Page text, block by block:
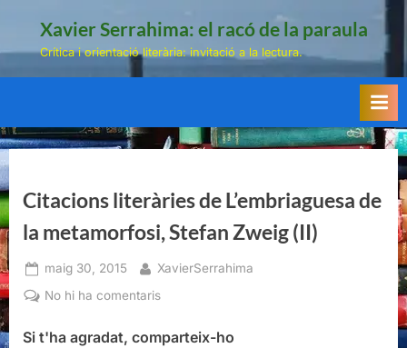
Xavier Serrahima: el racó de la paraula
Crítica i orientació literària: invitació a la lectura.
Citacions literàries de L’embriaguesa de
la metamorfosi, Stefan Zweig (II)
Posted
on
maig 30, 2015 By
XavierSerrahima
No hi ha comentarisa
literàries
Si t'ha agradat, comparteix-ho